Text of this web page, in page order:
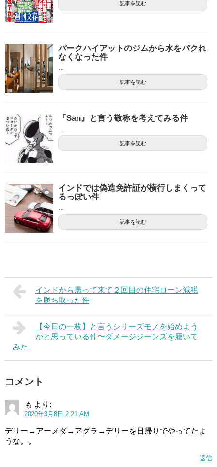
記事を読む
パークハイアットのジムから水をパクれ
なくなった件
...
記事を読む
『San』と言う敬称を考えてみる件
...
記事を読む
インドでは偽造免許証が横行しまくって
るっぽい件
...
記事を読む
インドから帰って来て２回目の住宅ローン減税
を勝ち取った件
【今日の一枚】と言うシリーズモノを始めよう
かと思っている件〜ダメージジーンズを履いて
みた
コメント
も より:
2020年3月8日 2:21 AM
デリー→アーメダ→アグラ→デリーを日帰りでやってたよ
うな。。
返信